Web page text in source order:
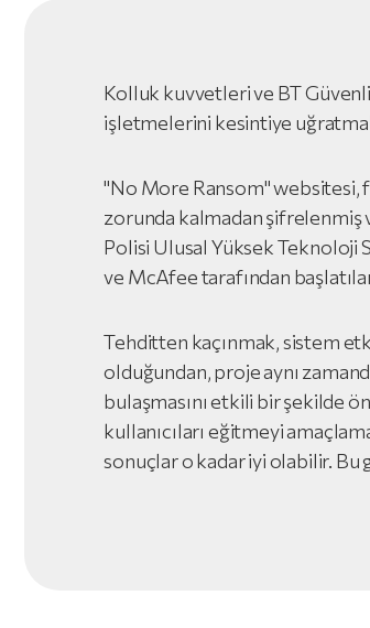
Kolluk kuvvetleri ve BT
işletmelerini kesintiye
"No More Ransom" websitesi,
zorunda kalmadan şifrelenmiş
Polisi Ulusal Yüksek Teknoloji
ve McAfee tarafından
Tehditten kaçınmak, sistem
olduğundan, proje aynı
bulaşmasını etkili bir şekilde
kullanıcıları eğitmeyi
sonuçlar o kadar iyi olabilir. Bu